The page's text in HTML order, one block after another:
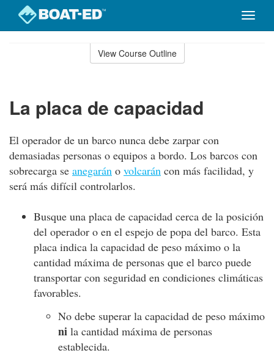
Toggle
View Course Outline
La placa de capacidad
El operador de un barco nunca debe zarpar con
demasiadas personas o equipos a bordo. Los barcos con
sobrecarga se anegarán o volcarán con más facilidad, y
será más difícil controlarlos.
Busque una placa de capacidad cerca de la posición
del operador o en el espejo de popa del barco. Esta
placa indica la capacidad de peso máximo o la
cantidad máxima de personas que el barco puede
transportar con seguridad en condiciones climáticas
favorables.
No debe superar la capacidad de peso máximo
ni la cantidad máxima de personas
establecida.